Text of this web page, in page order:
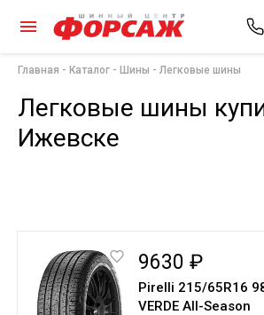
Главная Каталог Шины Легковые шины
Легковые шины
Ижевске
9630 ₽
Pirelli 215/65R16
VERDE All-Season